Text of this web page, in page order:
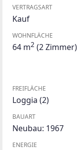
VERTRAGSART
Kauf
WOHNFLÄCHE
64 m2 (2 Zimmer)
FREIFLÄCHE
Loggia (2)
BAUART
Neubau: 1967
ENERGIE